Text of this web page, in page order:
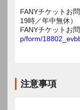
FANYチケットお
19時／年中無休）
FANYチケットお
p/form/
注意事項